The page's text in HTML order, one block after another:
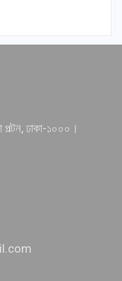
পল্টন, ঢাকা-১০০০।